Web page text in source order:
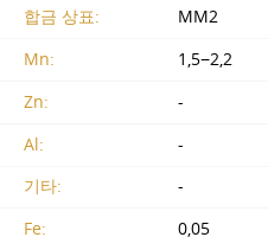
합금 상표:
MM2
Mn:
1,5−2,2
Zn:
-
Al:
-
기타:
-
Fe:
0,05